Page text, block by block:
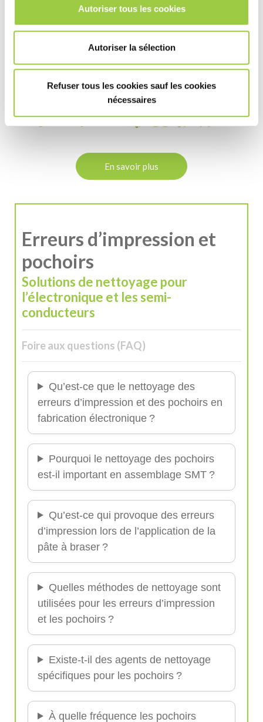
Autoriser tous les cookies
Autoriser la sélection
Refuser tous les cookies sauf les cookies
nécessaires
TOPKLEAN EL 606
Nettoyage de pochoirs de soudure
Procédé de pulvérisation ou d’immersion aqueuse
Nettoyage rapide avec un impact HSE très faible
Il s’agit d’un produit
En savoir plus
Erreurs d’impression et
pochoirs
Solutions de nettoyage pour
l’électronique et les semi-
conducteurs
Foire aux questions (FAQ)
Qu’est-ce que le nettoyage des
erreurs d’impression et des pochoirs en
fabrication électronique ?
Pourquoi le nettoyage des pochoirs
est-il important en assemblage SMT ?
Qu’est-ce qui provoque des erreurs
d’impression lors de l’application de la
pâte à braser ?
Quelles méthodes de nettoyage sont
utilisées pour les erreurs d’impression
et les pochoirs ?
Existe-t-il des agents de nettoyage
spécifiques pour les pochoirs ?
À quelle fréquence les pochoirs